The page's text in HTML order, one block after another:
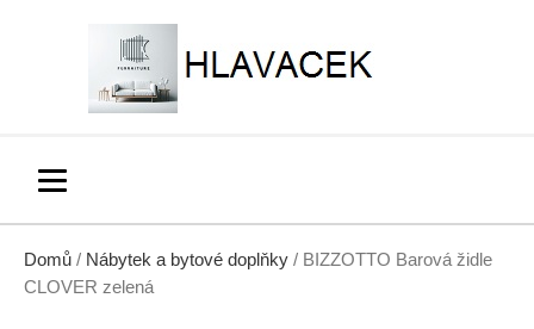
Domů / Nábytek a bytové doplňky / BIZZOTTO Barová židle
CLOVER zelená